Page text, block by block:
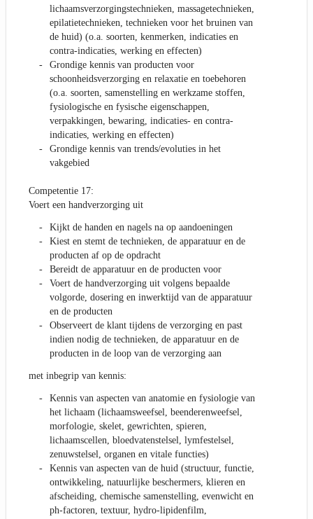
lichaamsverzorgingstechnieken, massagetechnieken,
epilatietechnieken, technieken voor het bruinen van
de huid) (o.a. soorten, kenmerken, indicaties en
contra-indicaties, werking en effecten)
Grondige kennis van producten voor
schoonheidsverzorging en relaxatie en toebehoren
(o.a. soorten, samenstelling en werkzame stoffen,
fysiologische en fysische eigenschappen,
verpakkingen, bewaring, indicaties- en contra-
indicaties, werking en effecten)
Grondige kennis van trends/evoluties in het
vakgebied
Competentie 17:
Voert een handverzorging uit
Kijkt de handen en nagels na op aandoeningen
Kiest en stemt de technieken, de apparatuur en de
producten af op de opdracht
Bereidt de apparatuur en de producten voor
Voert de handverzorging uit volgens bepaalde
volgorde, dosering en inwerktijd van de apparatuur
en de producten
Observeert de klant tijdens de verzorging en past
indien nodig de technieken, de apparatuur en de
producten in de loop van de verzorging aan
met inbegrip van kennis:
Kennis van aspecten van anatomie en fysiologie van
het lichaam (lichaamsweefsel, beenderenweefsel,
morfologie, skelet, gewrichten, spieren,
lichaamscellen, bloedvatenstelsel, lymfestelsel,
zenuwstelsel, organen en vitale functies)
Kennis van aspecten van de huid (structuur, functie,
ontwikkeling, natuurlijke beschermers, klieren en
afscheiding, chemische samenstelling, evenwicht en
ph-factoren, textuur, hydro-lipidenfilm,